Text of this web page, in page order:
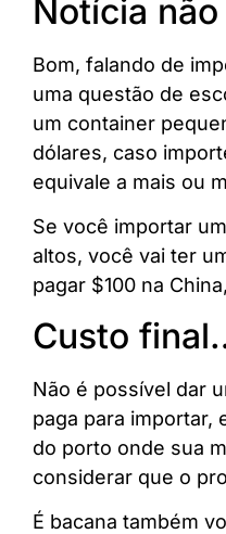
Notícia
Bom, falando de
uma questão de
um container
dólares, caso
equivale a mais ou
Se você importar
altos, você vai ter
pagar $100 na
Custo
Não é possível dar
paga para importar,
do porto onde sua
considerar que o
É bacana também